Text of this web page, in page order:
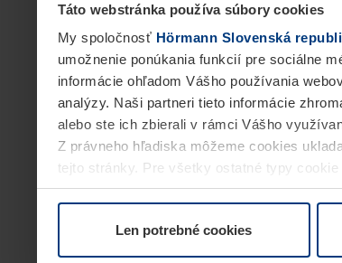
Táto webstránka používa súbory cookies
My spoločnosť Hörmann Slovenská
umožnenie ponúkania funkcií pre sociálne
informácie ohľadom Vášho používania
analýzy. Naši partneri tieto informácie
alebo ste ich zbierali v rámci Vášho
Z právneho hľadiska môžeme cookies
tejto stránky. Pre všetky ostatné typy
alebo odvolať vo vysvetlení cookie na
Len potrebné cookies